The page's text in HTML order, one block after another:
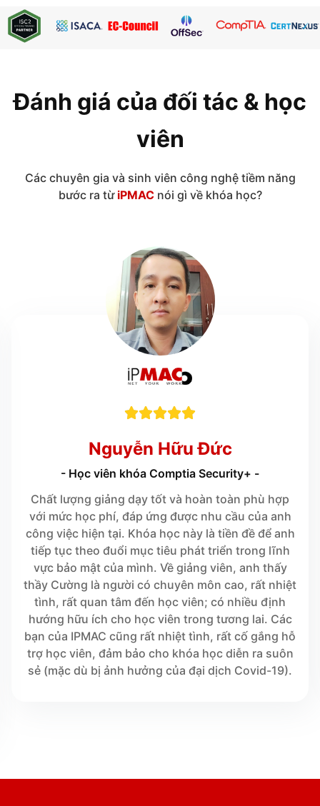
Đánh giá của đối tác & học
viên
Các chuyên gia và sinh viên công nghệ tiềm năng
bước ra từ iPMACnói gì về khóa học?

Nguyễn Hữu Đức
- Học viên khóa Comptia Security+ -
Chất lượng giảng dạy tốt và hoàn toàn phù hợp
với mức học phí, đáp ứng được nhu cầu của anh
công việc hiện tại. Khóa học này là tiền đề để anh
tiếp tục theo đuổi mục tiêu phát triển trong lĩnh
vực bảo mật của mình. Về giảng viên, anh thấy
thầy Cường là người có chuyên môn cao, rất nhiệt
tình, rất quan tâm đến học viên; có nhiều định
hướng hữu ích cho học viên trong tương lai. Các
bạn của IPMAC cũng rất nhiệt tình, rất cố gắng hỗ
trợ học viên, đảm bảo cho khóa học diễn ra suôn
sẻ (mặc dù bị ảnh hưởng của đại dịch Covid-19).